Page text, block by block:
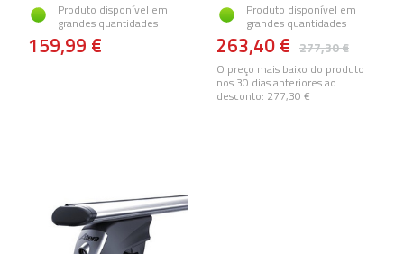
Produto disponível em
grandes quantidades
159,99 €
Produto disponível em
grandes quantidades
277,30 €
263,40 €
O preço mais baixo do produto
nos 30 dias anteriores ao
desconto: 277,30 €